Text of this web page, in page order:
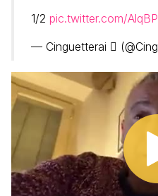
1/2 pic.twitter.com/
— Cinguetterai 